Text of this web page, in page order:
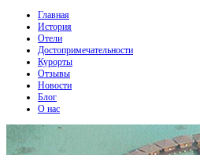
Главная
История
Отели
Достопримечательности
Курорты
Отзывы
Новости
Блог
О нас